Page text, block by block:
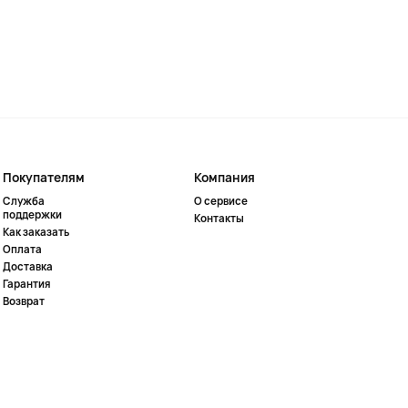
Покупателям
Служба
поддержки
Как заказать
Оплата
Доставка
Гарантия
Возврат
Компания
О сервисе
Контакты